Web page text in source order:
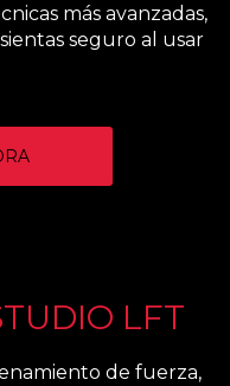
más avanzadas,
seguro al usar
LFT
de fuerza,